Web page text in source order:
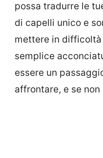
possa tradurre le
di capelli unico e
mettere in
semplice
essere un
affrontare, e se